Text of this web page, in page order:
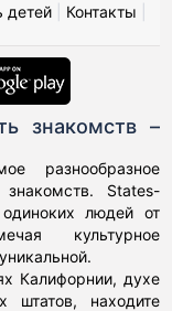
детей| Контакты
знакомств –
разнообразное
States-
людей от
культурное
Калифорнии, духе
находите